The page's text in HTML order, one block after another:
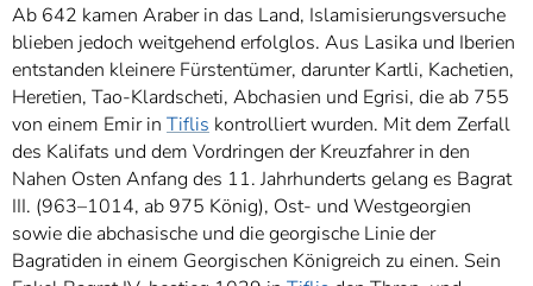
Ab 642 kamen Araber in das Land, Islamisierungsversuche
blieben jedoch weitgehend erfolglos. Aus Lasika und Iberien
entstanden kleinere Fürstentümer, darunter Kartli, Kachetien,
Heretien, Tao-Klardscheti, Abchasien und Egrisi, die ab 755
von einem Emir in Tiflis kontrolliert wurden. Mit dem Zerfall
des Kalifats und dem Vordringen der Kreuzfahrer in den
Nahen Osten Anfang des 11. Jahrhunderts gelang es Bagrat
III. (963–1014, ab 975 König), Ost- und Westgeorgien
sowie die abchasische und die georgische Linie der
Bagratiden in einem Georgischen Königreich zu einen. Sein